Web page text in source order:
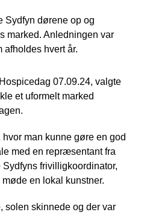
Sydfyn dørene op og
marked. Anledningen var
afholdes hvert år.
07.09.24, valgte
et uformelt marked
man kunne gøre en god
med en repræsentant fra
frivilligkoordinator,
en lokal kunstner.
solen skinnede og der var